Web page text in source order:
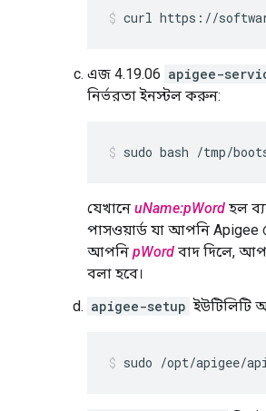
curl https://
এজ 4.19.06 apigee-
নির্ভরতা ইনস্টল করুন:
sudo bash /tmp/
যেখানে uName:pWord হল
পাসওয়ার্ড যা আপনি Apigee
আপনি pWord বাদ দিলে,
বলা হবে।
apigee-setup
sudo /opt/apigee/